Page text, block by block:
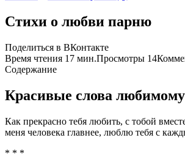
Стихи о любви парню
Поделиться в ВКонтакте
Время чтения 17 мин.Просмотры 14
Содержание
Красивые слова
Как прекрасно тебя любить, с тобой
меня человека главнее, люблю тебя с
* * *